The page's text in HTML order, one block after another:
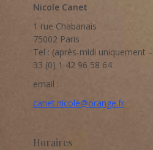
Nicole Canet
1 rue Chabanais
75002 Paris
Tel : (après-midi uniquement –
33 (0) 1 42 96 58 64
email :
canet.nicole@orange.fr
Horaires